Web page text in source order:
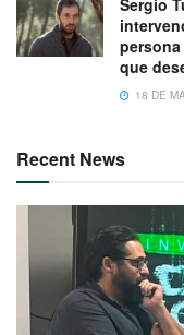
que
18 DE
Recent News